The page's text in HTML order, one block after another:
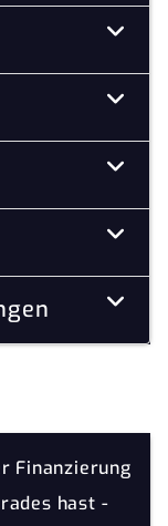
Finanzierung
hast -